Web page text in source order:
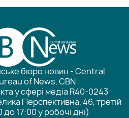
бюро новин - Central
of News, CBN
у сфері медіа R40-0243
Перспективна, 46, третій
17:00 у робочі дні)